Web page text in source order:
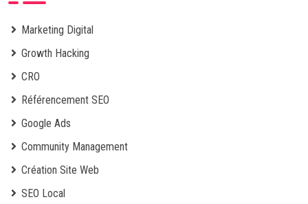
Marketing Digital
Growth Hacking
CRO
Référencement SEO
Google Ads
Community Management
Création Site Web
SEO Local